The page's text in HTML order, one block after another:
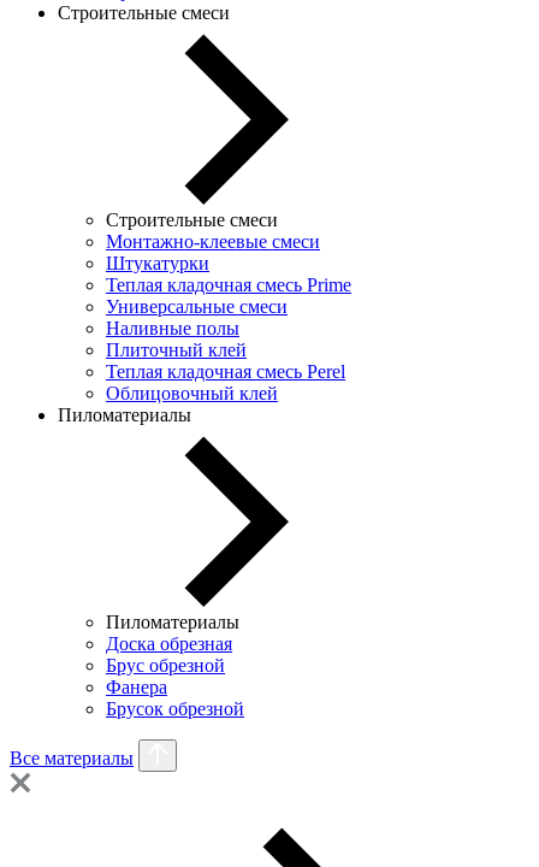
Строительные смеси
Строительные смеси
Монтажно-клеевые смеси
Штукатурки
Теплая кладочная смесь Prime
Универсальные смеси
Наливные полы
Плиточный клей
Теплая кладочная смесь Perel
Облицовочный клей
Пиломатериалы
Пиломатериалы
Доска обрезная
Брус обрезной
Фанера
Брусок обрезной
Все материалы